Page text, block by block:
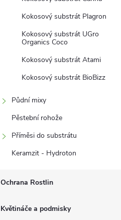
Kokosový substrát Plagron
Kokosový substrát UGro
Organics Coco
Kokosový substrát Atami
Kokosový substrát BioBizz
Půdní mixy
Pěstební rohože
Příměsi do substrátu
Keramzit - Hydroton
Ochrana Rostlin
Květináče a podmisky